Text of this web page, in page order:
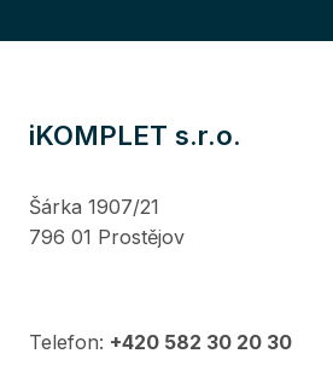
iKOMPLET s.r.o.
Šárka 1907/21
796 01 Prostějov
Telefon: +420 582 30 20 30